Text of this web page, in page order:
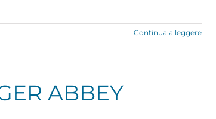
Continua a leggere
ABBEY